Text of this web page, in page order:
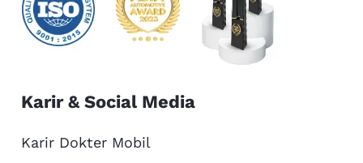
Karir & Social Media
Karir Dokter Mobil